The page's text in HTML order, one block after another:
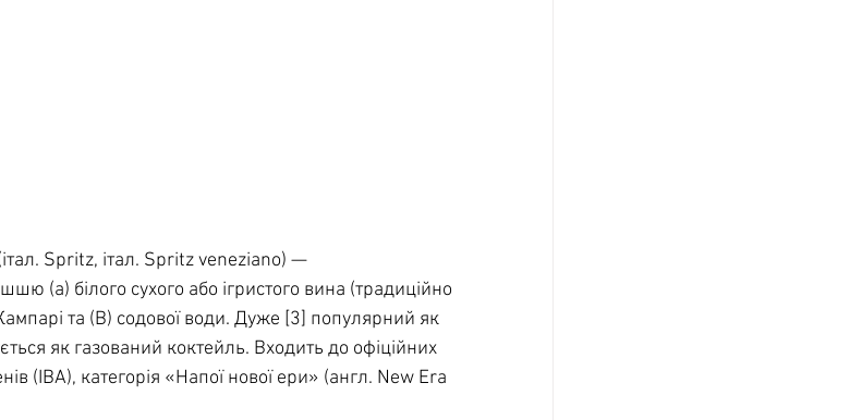
Spritz, італ. Spritz veneziano) —
(а) білого сухого або ігристого вина (традиційно
та (В) содової води. Дуже [3] популярний як
як газований коктейль. Входить до офіційних
(IBA), категорія «Напої нової ери» (англ. New Era